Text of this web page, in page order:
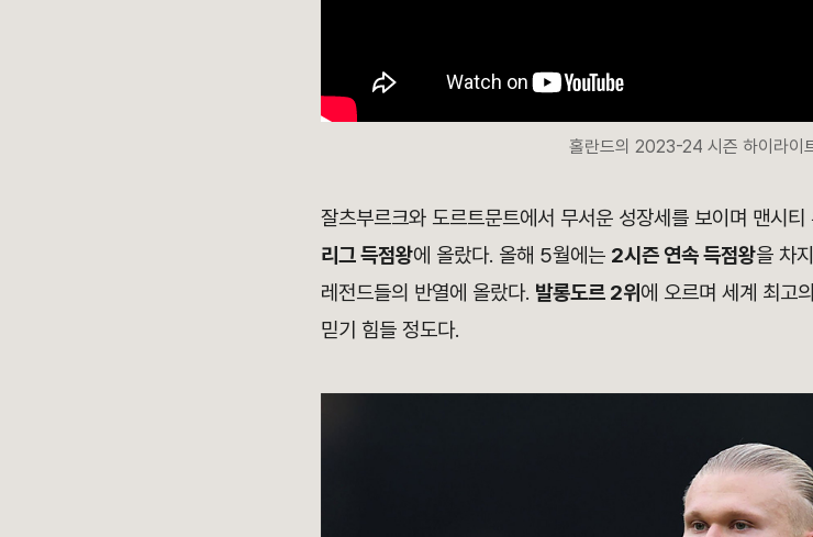
홀란드의 2023-24 시즌 하이라
잘츠부르크와 도르트문트에서 무서운 성장세를 보이며 맨시
리그 득점왕에 올랐다. 올해 5월에는 2시즌 연속 득점왕을 차
레전드들의 반열에 올랐다. 발롱도르 2위 에 오르며 세계 최고
믿기 힘들 정도다.